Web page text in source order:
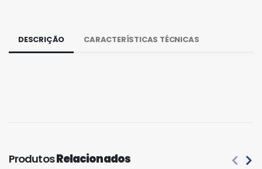
DESCRIÇÃO CARACTERÍSTICAS TÉCNICAS
ProdutosRelacionados